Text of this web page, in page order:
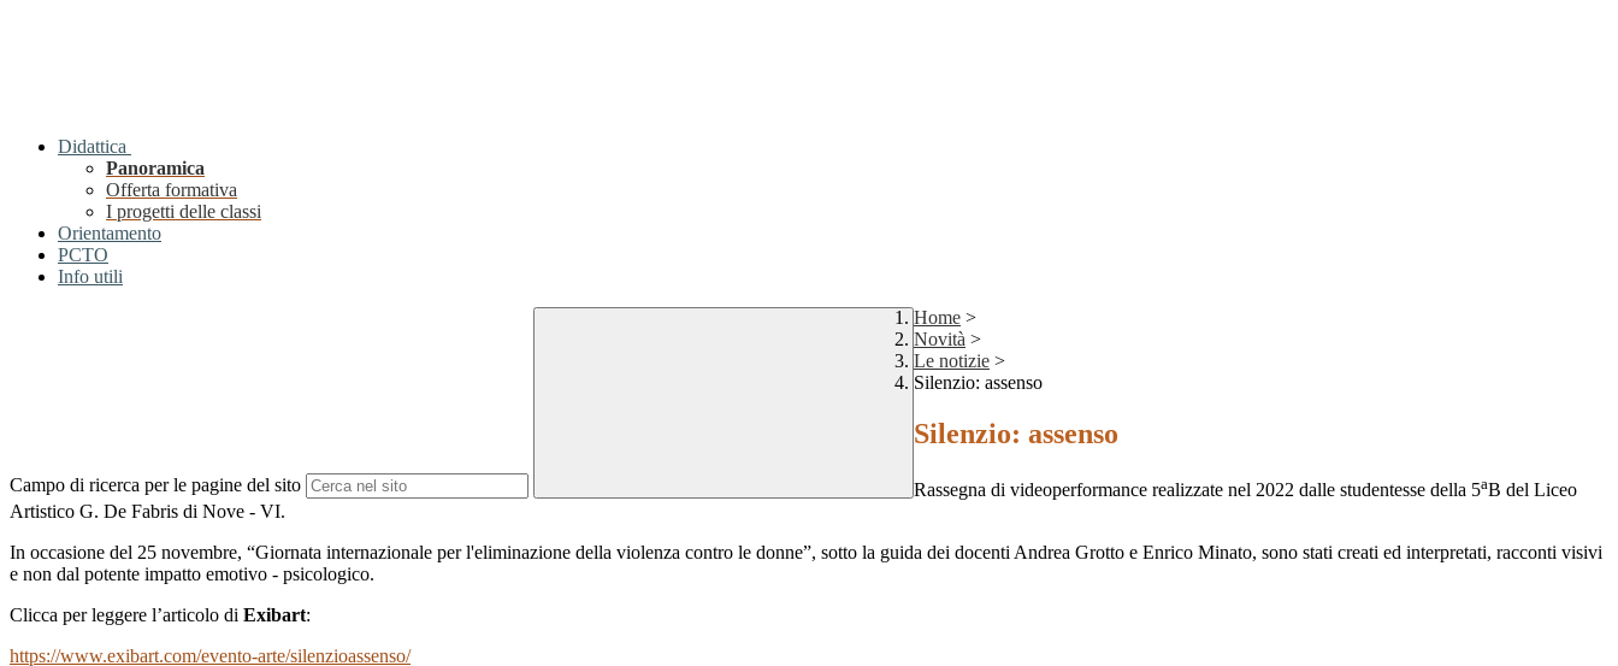
Didattica
Panoramica
Offerta formativa
I progetti delle classi
Orientamento
PCTO
Info utili
Campo di ricerca per le pagine del sito
Home >
Novità >
Le notizie >
Silenzio: assenso
Silenzio: assenso
Rassegna di videoperformance realizzate nel 2022 dalle studentesse della 5aB del Liceo
Artistico G. De Fabris di Nove - VI.
In occasione del 25 novembre, “Giornata internazionale per l'eliminazione della violenza contro le donne”, sotto la guida dei docenti Andrea Grotto e Enrico Minato, sono stati creati ed interpretati, racconti visivi
e non dal potente impatto emotivo - psicologico.
Clicca per leggere l’articolo di Exibart:
https://www.exibart.com/evento-arte/silenzioassenso/